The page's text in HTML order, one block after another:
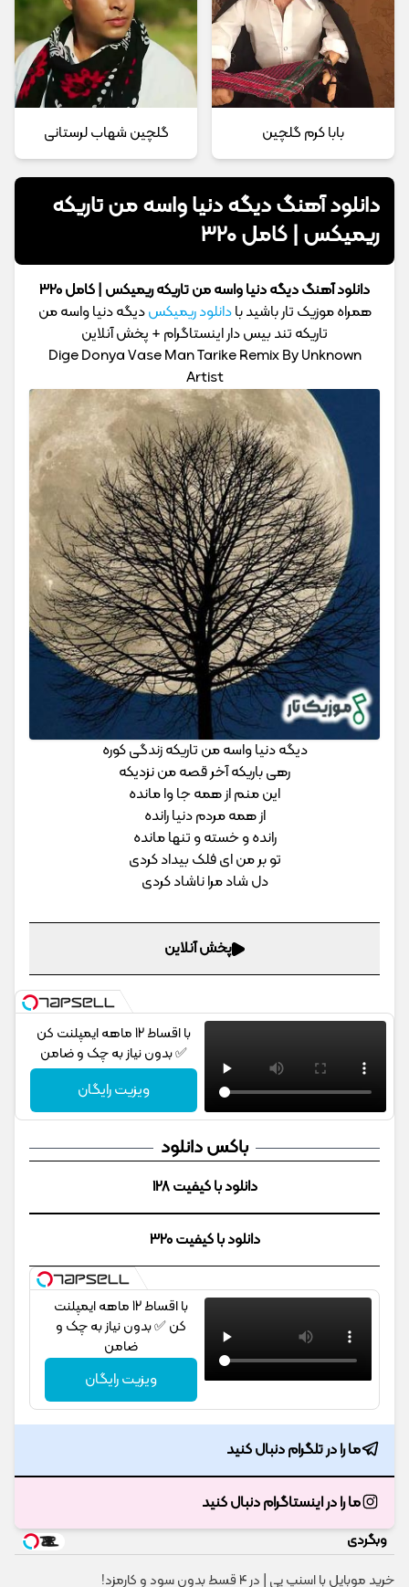
بابا کرم گلچین گلچین شهاب لرستانی
دانلود آهنگ دیگه دنیا واسه من تاریکه
ریمیکس | کامل 320
دانلود آهنگ دیگه دنیا واسه من تاریکه ریمیکس | کامل 320
همراه موزیک تار باشید بادانلود ریمیکسدیگه دنیا واسه من
تاریکه تند بیس دار اینستاگرام + پخش آنلاین
Dige Donya Vase Man Tarike Remix By Unknown
Artist
دیگه دنیا واسه من تاریکه زندگی کوره
رهی باریکه آخر قصه من نزدیکه
این منم از همه جا وا مانده
از همه مردم دنیا رانده
رانده و خسته و تنها مانده
تو بر من ای فلک بیداد کردی
دل شاد مرا ناشاد کردی
پخش آنلاین
با اقساط 12 ماهه ایمپلنت کن
✅ بدون نیاز به چک و ضامن
ویزیت رایگان
باکس دانلود
دانلود با کیفیت 128
دانلود با کیفیت 320
با اقساط 12 ماهه ایمپلنت
کن ✅ بدون نیاز به چک و
ضامن
ویزیت رایگان
ما را در تلگرام دنبال کنید
ما را در اینستاگرام دنبال کنید
وبگردی
خرید موبایل با اسنپ پی | در ۴ قسط بدون سود و کارمزد!